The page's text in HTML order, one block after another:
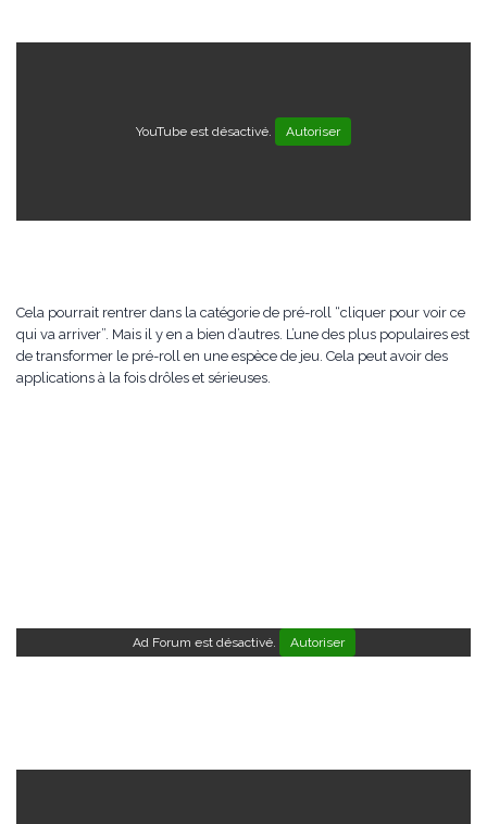
YouTube est désactivé. Autoriser
Cela pourrait rentrer dans la catégorie de pré-roll “cliquer pour voir ce
qui va arriver”. Mais il y en a bien d’autres. L’une des plus populaires est
de transformer le pré-roll en une espèce de jeu. Cela peut avoir des
applications à la fois drôles et sérieuses.
Ad Forum est désactivé. Autoriser